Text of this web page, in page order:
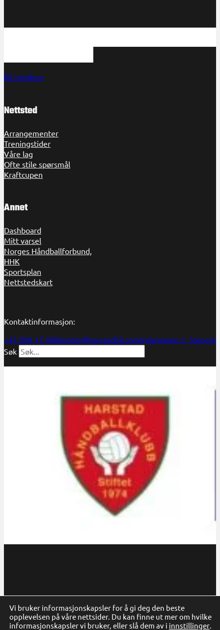
Bil medlem
Nettsted
Arrangementer
Treningstider
Våre lag
Ofte stile spørsmål
Kraftcupen
Annet
Dashboard
Mitt varsel
Norges Håndballforbund,
HHK
Sportsplan
Nettstedskart
Kontaktinformasjon:
+47 909 17 400kontor@harstadhk.comValanveien 2,
Søk
Personvern Code & design by Anew
Vi bruker informasjonskapsler for å gi deg den beste
opplevelsen på våre nettsider. Du kan finne ut mer om hvilke
informasjonskapsler vi bruker, eller slå dem av i innstillinger.